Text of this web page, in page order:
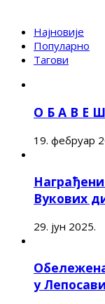
Најновије
Популарно
Тагови
О Б А В Е
19. фебруар
Вукових
29. јун 2025.
у